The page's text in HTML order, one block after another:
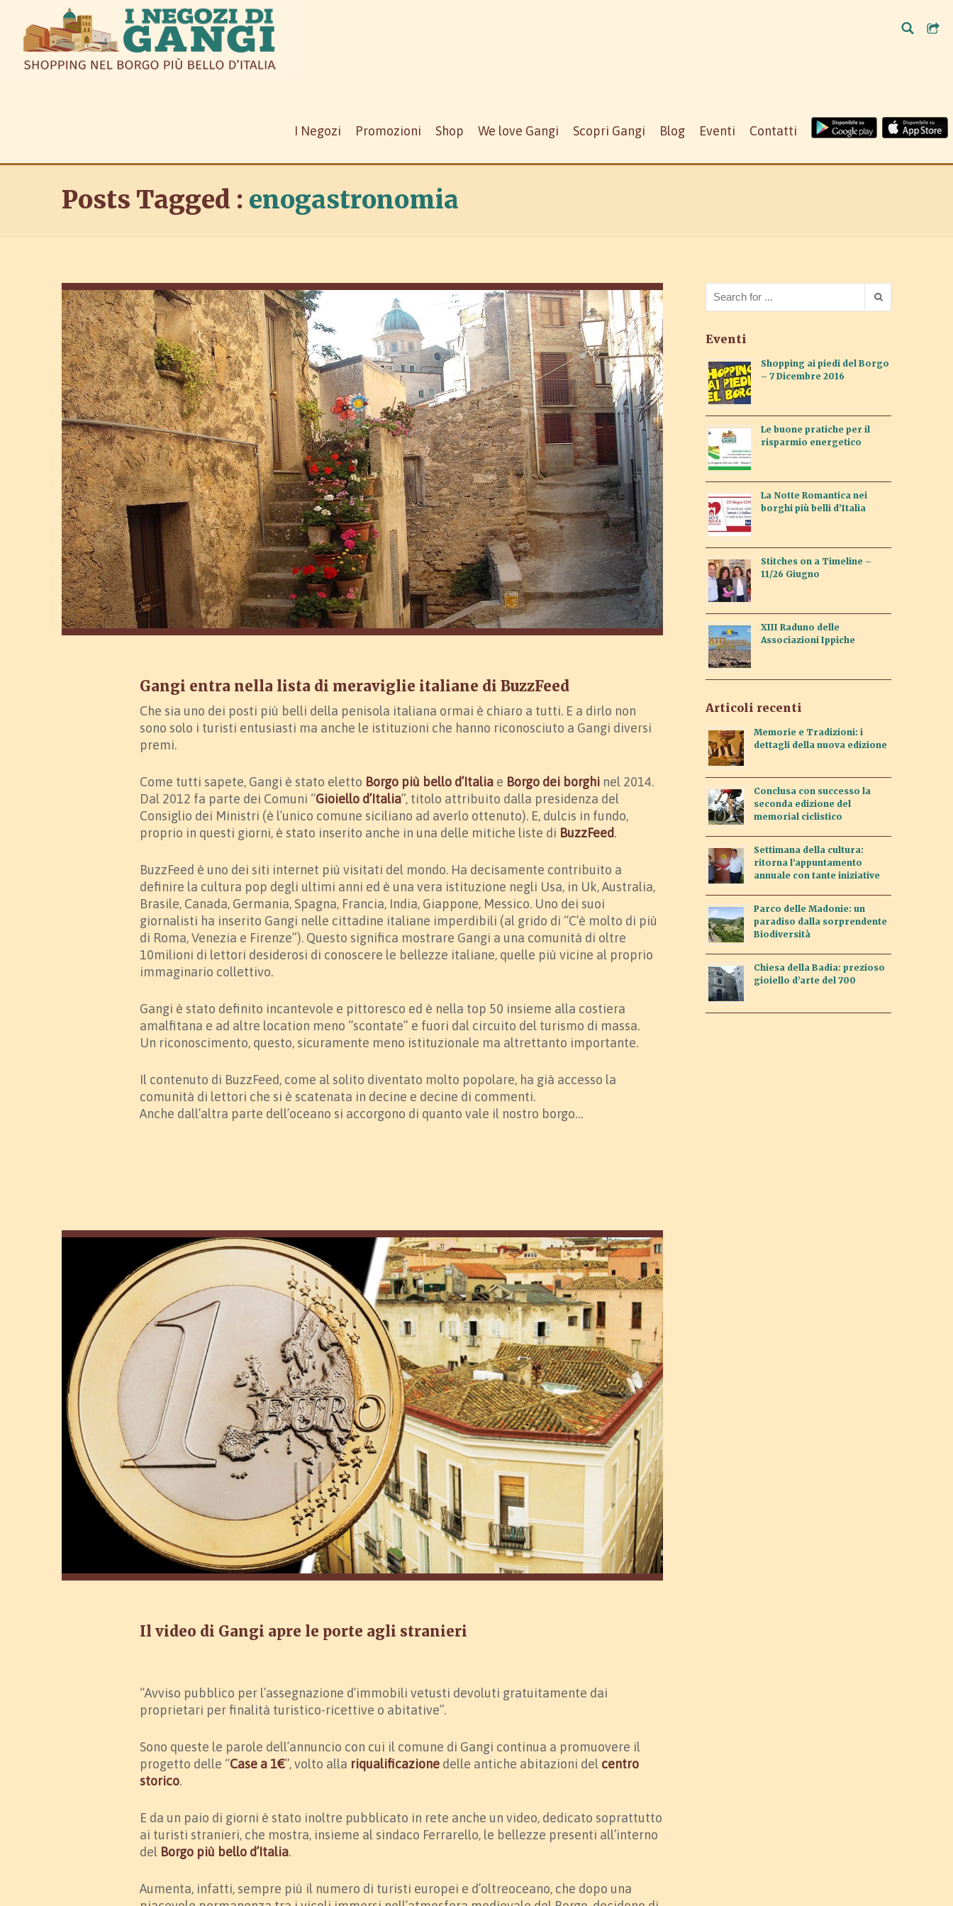
I Negozi Promozioni Shop We love Gangi Scopri Gangi Blog Eventi Contatti
Posts Tagged : enogastronomia
Gangi entra nella lista di meraviglie italiane di BuzzFeed
Che sia uno dei posti più belli della penisola italiana ormai è chiaro a tutti. E a dirlo non
sono solo i turisti entusiasti ma anche le istituzioni che hanno riconosciuto a Gangi diversi
premi.
Come tutti sapete, Gangi è stato eletto Borgo più bello d’Italia e Borgo dei borghi nel 2014.
Dal 2012 fa parte dei Comuni “Gioiello d’Italia”, titolo attribuito dalla presidenza del
Consiglio dei Ministri (è l’unico comune siciliano ad averlo ottenuto). E, dulcis in fundo,
proprio in questi giorni, è stato inserito anche in una delle mitiche liste di BuzzFeed.
BuzzFeed è uno dei siti internet più visitati del mondo. Ha decisamente contribuito a
definire la cultura pop degli ultimi anni ed è una vera istituzione negli Usa, in Uk, Australia,
Brasile, Canada, Germania, Spagna, Francia, India, Giappone, Messico. Uno dei suoi
giornalisti ha inserito Gangi nelle cittadine italiane imperdibili (al grido di “C’è molto di più
di Roma, Venezia e Firenze”). Questo significa mostrare Gangi a una comunità di oltre
10milioni di lettori desiderosi di conoscere le bellezze italiane, quelle più vicine al proprio
immaginario collettivo.
Gangi è stato definito incantevole e pittoresco ed è nella top 50 insieme alla costiera
amalfitana e ad altre location meno “scontate” e fuori dal circuito del turismo di massa.
Un riconoscimento, questo, sicuramente meno istituzionale ma altrettanto importante.
Il contenuto di BuzzFeed, come al solito diventato molto popolare, ha già accesso la
comunità di lettori che si è scatenata in decine e decine di commenti.
Anche dall’altra parte dell’oceano si accorgono di quanto vale il nostro borgo…
Il video di Gangi apre le porte agli stranieri
“Avviso pubblico per l’assegnazione d’immobili vetusti devoluti gratuitamente dai
proprietari per finalità turistico-ricettive o abitative”.
Sono queste le parole dell’annuncio con cui il comune di Gangi continua a promuovere il
progetto delle “Case a 1€”, volto alla riqualificazione delle antiche abitazioni del centro
storico.
E da un paio di giorni è stato inoltre pubblicato in rete anche un video, dedicato soprattutto
ai turisti stranieri, che mostra, insieme al sindaco Ferrarello, le bellezze presenti all’interno
del Borgo più bello d’Italia.
Aumenta, infatti, sempre più il numero di turisti europei e d’oltreoceano, che dopo una
Eventi
Shopping ai piedi del Borgo
– 7 Dicembre 2016
Le buone pratiche per il
risparmio energetico
La Notte Romantica nei
borghi più belli d’Italia
Stitches on a Timeline –
11/26 Giugno
XIII Raduno delle
Associazioni Ippiche
Articoli recenti
Memorie e Tradizioni: i
dettagli della nuova edizione
Conclusa con successo la
seconda edizione del
memorial ciclistico
Settimana della cultura:
ritorna l’appuntamento
annuale con tante iniziative
Parco delle Madonie: un
paradiso dalla sorprendente
Biodiversità
Chiesa della Badia: prezioso
gioiello d’arte del 700